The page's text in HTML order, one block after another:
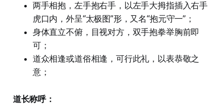
两手相抱，左手抱右手，以左手大拇指插入右手
虎口内，外呈“太极图”形，又名“抱元守一”；
身体直立不俯，目视对方，双手抱拳举胸前即
可；
道众相逢或道俗相逢，可行此礼，以表恭敬之
意；
道长称呼：